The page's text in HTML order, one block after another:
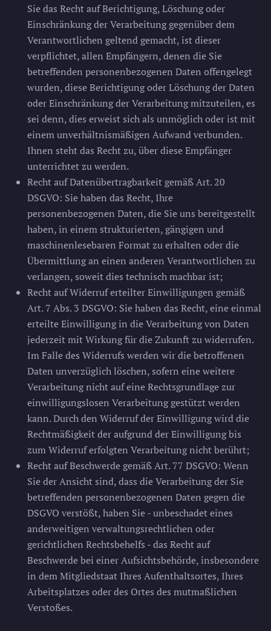
Sie das Recht auf Berichtigung, Löschung oder
Einschränkung der Verarbeitung gegenüber dem
Verantwortlichen geltend gemacht, ist dieser
verpflichtet, allen Empfängern, denen die Sie
betreffenden personenbezogenen Daten offengelegt
wurden, diese Berichtigung oder Löschung der Daten
oder Einschränkung der Verarbeitung mitzuteilen, es
sei denn, dies erweist sich als unmöglich oder ist mit
einem unverhältnismäßigen Aufwand verbunden.
Ihnen steht das Recht zu, über diese Empfänger
unterrichtet zu werden.
Recht auf Datenübertragbarkeit gemäß Art. 20
DSGVO: Sie haben das Recht, Ihre
personenbezogenen Daten, die Sie uns bereitgestellt
haben, in einem strukturierten, gängigen und
maschinenlesebaren Format zu erhalten oder die
Übermittlung an einen anderen Verantwortlichen zu
verlangen, soweit dies technisch machbar ist;
Recht auf Widerruf erteilter Einwilligungen gemäß
Art. 7 Abs. 3 DSGVO: Sie haben das Recht, eine einmal
erteilte Einwilligung in die Verarbeitung von Daten
jederzeit mit Wirkung für die Zukunft zu widerrufen.
Im Falle des Widerrufs werden wir die betroffenen
Daten unverzüglich löschen, sofern eine weitere
Verarbeitung nicht auf eine Rechtsgrundlage zur
einwilligungslosen Verarbeitung gestützt werden
kann. Durch den Widerruf der Einwilligung wird die
Rechtmäßigkeit der aufgrund der Einwilligung bis
zum Widerruf erfolgten Verarbeitung nicht berührt;
Recht auf Beschwerde gemäß Art. 77 DSGVO: Wenn
Sie der Ansicht sind, dass die Verarbeitung der Sie
betreffenden personenbezogenen Daten gegen die
DSGVO verstößt, haben Sie - unbeschadet eines
anderweitigen verwaltungsrechtlichen oder
gerichtlichen Rechtsbehelfs - das Recht auf
Beschwerde bei einer Aufsichtsbehörde, insbesondere
in dem Mitgliedstaat Ihres Aufenthaltsortes, Ihres
Arbeitsplatzes oder des Ortes des mutmaßlichen
Verstoßes.